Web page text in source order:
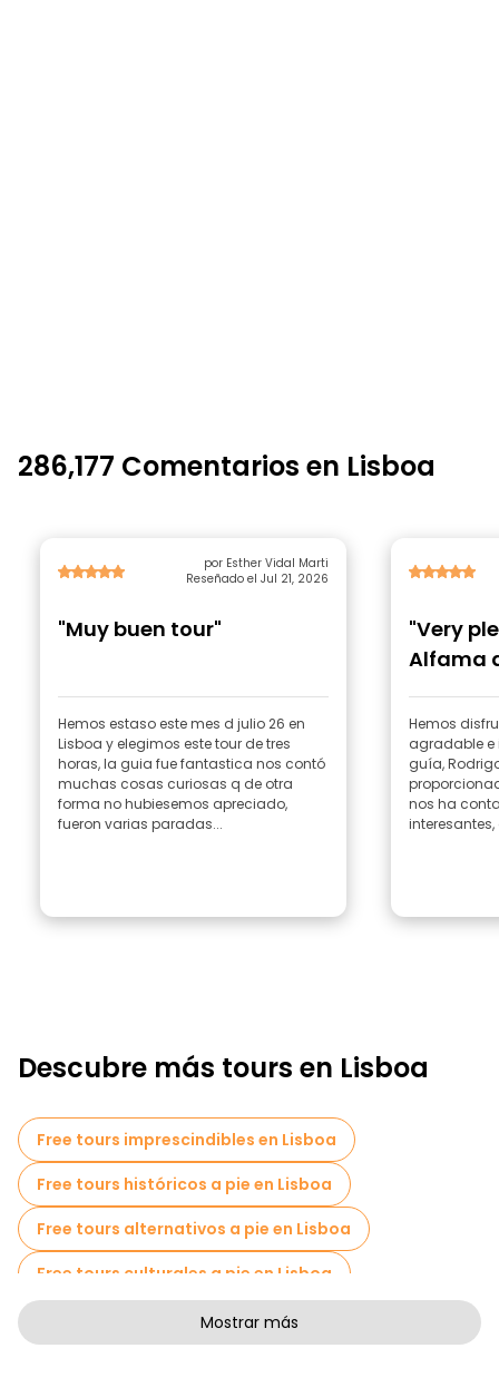
286,177 Comentarios en Lisboa
por Esther Vidal Marti
Reseñado el Jul 21, 2026
"Muy buen tour"
Hemos estaso este mes d julio 26 en
Lisboa y elegimos este tour de tres
horas, la guia fue fantastica nos contó
muchas cosas curiosas q de otra
forma no hubiesemos apreciado,
fueron varias paradas...
"Very
Alfama
Hemos
agradable e
guía,
nos ha
Descubre más tours en Lisboa
Free tours imprescindibles en Lisboa
Free tours históricos a pie en Lisboa
Free tours alternativos a pie en Lisboa
Free tours culturales a pie en Lisboa
Free tours de arte a pie en Lisboa
Mostrar más